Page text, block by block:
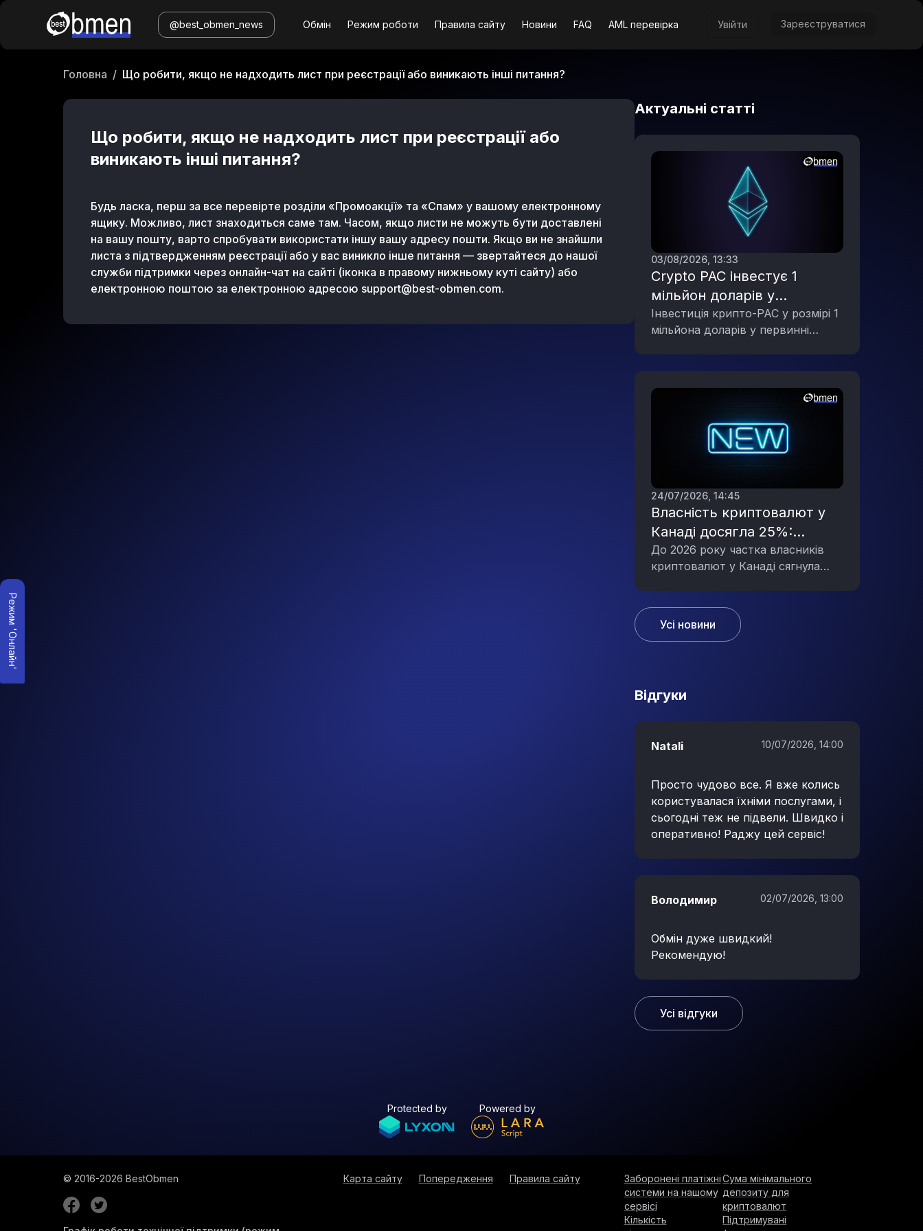
@best_obmen_news Обмін Режим роботи Правила сайту Новини FAQ AML перевірка Увійти Зареєструватися
Головна / Що робити, якщо не надходить лист при реєстрації або виникають інші питання?
Що робити, якщо не надходить лист при реєстрації або
виникають інші питання?
Будь ласка, перш за все перевірте розділи «Промоакції» та «Спам» у вашому електронному
ящику. Можливо, лист знаходиться саме там. Часом, якщо листи не можуть бути доставлені
на вашу пошту, варто спробувати використати іншу вашу адресу пошти. Якщо ви не знайшли
листа з підтвердженням реєстрації або у вас виникло інше питання — звертайтеся до нашої
служби підтримки через онлайн-чат на сайті (іконка в правому нижньому куті сайту) або
електронною поштою за електронною адресою support@best-obmen.com.
Актуальні статті
03/08/2026, 13:33
Crypto PAC інвестує 1
мільйон доларів у
праймеріз Демократичної
партії в Мічигані, що
активність галузі цифрових
активів
Інвестиція крипто-PAC у розмірі 1
мільйона доларів у первинні
активів.
24/07/2026, 14:45
Власність криптовалют у
Канаді досягла 25%:
стрімке зростання інтересу
до цифрових активів
До 2026 року частка власників
криптовалют у Канаді сягнула
активів серед населення.
Усі новини
Вiдгуки
Natali 10/07/2026, 14:00
Просто чудово все. Я вже колись
користувалася їхніми послугами, і
сьогодні теж не підвели. Швидко і
оперативно! Раджу цей сервіс!
Володимир 02/07/2026, 13:00
Обмін дуже швидкий!
Рекомендую!
Усі відгуки
Protected by Powered by
© 2016-2026 BestObmen Карта сайту Попередження Правила сайту
Заборонені платіжні
системи на нашому
сервісі
Сума мінімального
депозиту для
криптовалют
Кількість
Підтримувані
Режим 'Онлайн'